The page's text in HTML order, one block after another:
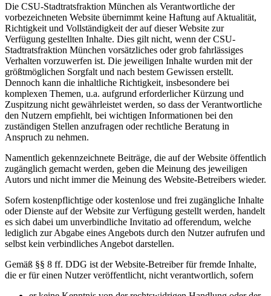
Die CSU-Stadtratsfraktion München als Verantwortliche der
vorbezeichneten Website übernimmt keine Haftung auf Aktualität,
Richtigkeit und Vollständigkeit der auf dieser Website zur
Verfügung gestellten Inhalte. Dies gilt nicht, wenn der CSU-
Stadtratsfraktion München vorsätzliches oder grob fahrlässiges
Verhalten vorzuwerfen ist. Die jeweiligen Inhalte wurden mit der
größtmöglichen Sorgfalt und nach bestem Gewissen erstellt.
Dennoch kann die inhaltliche Richtigkeit, insbesondere bei
komplexen Themen, u.a. aufgrund erforderlicher Kürzung und
Zuspitzung nicht gewährleistet werden, so dass der Verantwortliche
den Nutzern empfiehlt, bei wichtigen Informationen bei den
zuständigen Stellen anzufragen oder rechtliche Beratung in
Anspruch zu nehmen.
Namentlich gekennzeichnete Beiträge, die auf der Website öffentlich
zugänglich gemacht werden, geben die Meinung des jeweiligen
Autors und nicht immer die Meinung des Website-Betreibers wieder.
Sofern kostenpflichtige oder kostenlose und frei zugängliche Inhalte
oder Dienste auf der Website zur Verfügung gestellt werden, handelt
es sich dabei um unverbindliche Invitatio ad offerendum, welche
lediglich zur Abgabe eines Angebots durch den Nutzer aufrufen und
selbst kein verbindliches Angebot darstellen.
Gemäß §§ 8 ff. DDG ist der Website-Betreiber für fremde Inhalte,
die er für einen Nutzer veröffentlicht, nicht verantwortlich, sofern